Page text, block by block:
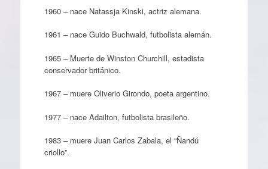
1960 – nace Natassja Kinski, actriz alemana.
1961 – nace Guido Buchwald, futbolista alemán.
1965 – Muerte de Winston Churchill, estadista
conservador británico.
1967 – muere Oliverio Girondo, poeta argentino.
1977 – nace Adailton, futbolista brasileño.
1983 – muere Juan Carlos Zabala, el “Ñandú
criollo”.